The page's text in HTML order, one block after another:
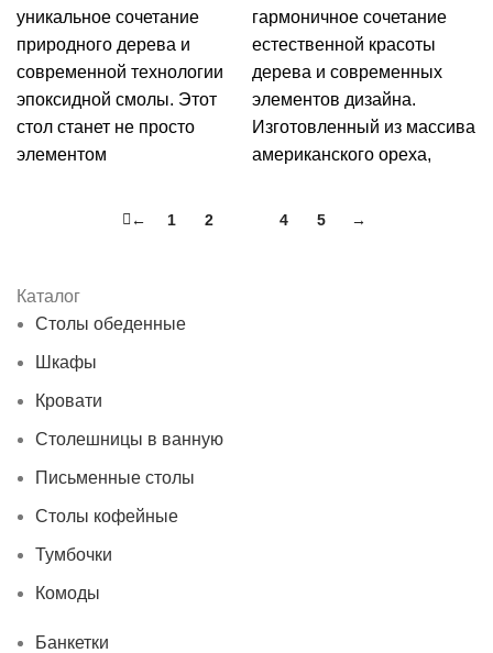
уникальное сочетание
природного дерева и
современной технологии
эпоксидной смолы. Этот
стол станет не просто
элементом
гармоничное сочетание
естественной красоты
дерева и современных
элементов дизайна.
Изготовленный из массива
американского ореха,
← 1 2 4 5 →
Каталог
Столы обеденные
Шкафы
Кровати
Столешницы в ванную
Письменные столы
Столы кофейные
Тумбочки
Комоды
Банкетки